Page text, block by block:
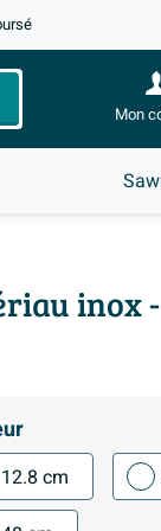
Mon
12.8 cm